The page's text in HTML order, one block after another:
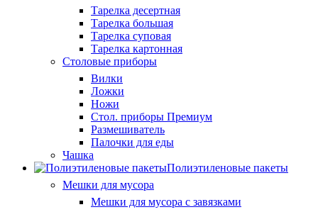
Тарелка десертная
Тарелка большая
Тарелка суповая
Тарелка картонная
Столовые приборы
Вилки
Ложки
Ножи
Стол. приборы Премиум
Размешиватель
Палочки для еды
Чашка
Полиэтиленовые пакеты
Мешки для мусора
Мешки для мусора с завязками